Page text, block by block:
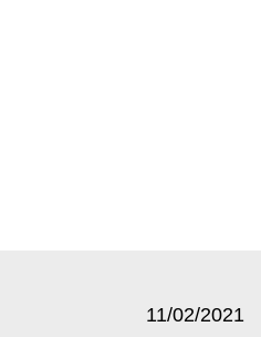
11/02/2021